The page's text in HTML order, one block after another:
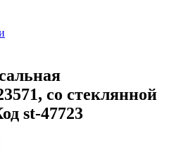
со стеклянной
st-47723